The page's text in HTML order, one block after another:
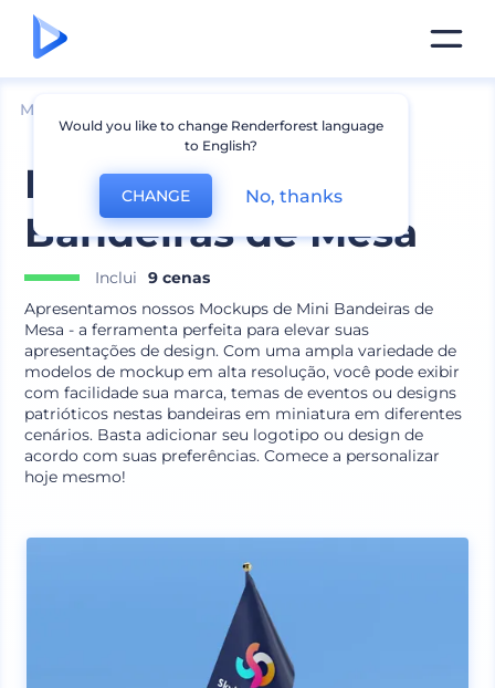
Mockups
Mockups de Mini
Bandeiras de Mesa
Inclui
9 cenas
Apresentamos nossos Mockups de Mini Bandeiras de
Mesa - a ferramenta perfeita para elevar suas
apresentações de design. Com uma ampla variedade de
modelos de mockup em alta resolução, você pode exibir
com facilidade sua marca, temas de eventos ou designs
patrióticos nestas bandeiras em miniatura em diferentes
cenários. Basta adicionar seu logotipo ou design de
acordo com suas preferências. Comece a personalizar
hoje mesmo!
Would you like to change Renderforest language
to English?
CHANGE No, thanks